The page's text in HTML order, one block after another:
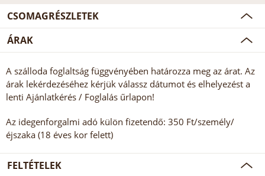
CSOMAGRÉSZLETEK
ÁRAK
A szálloda foglaltság függvényében határozza meg az árat. Az
árak lekérdezéséhez kérjük válassz dátumot és elhelyezést a
lenti Ajánlatkérés / Foglalás űrlapon!
Az idegenforgalmi adó külön fizetendő: 350 Ft/személy/
éjszaka (18 éves kor felett)
FELTÉTELEK